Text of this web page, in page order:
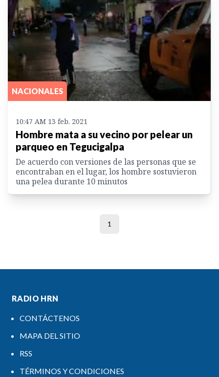
NACIONALES
10:47 AM 13 feb. 2021
Hombre mata a su vecino por pelear un
parqueo en Tegucigalpa
De acuerdo con versiones de las personas que se
encontraban en el lugar, los hombre sostuvieron
una pelea durante 10 minutos
1
RADIO HRN
CONTÁCTENOS
MAPA DEL SITIO
RSS
TÉRMINOS Y CONDICIONES